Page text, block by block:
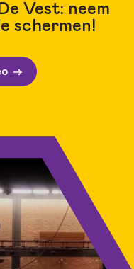
Vest: neem
schermen!